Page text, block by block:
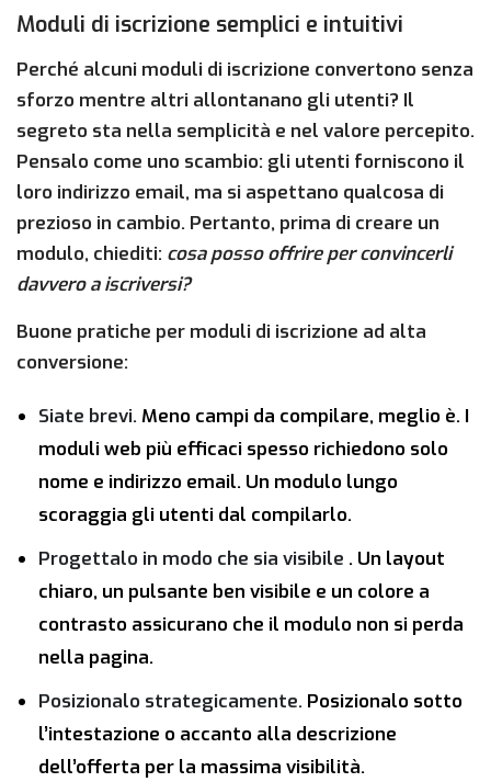
Moduli di iscrizione semplici e intuitivi
Perché alcuni moduli di iscrizione convertono senza
sforzo mentre altri allontanano gli utenti? Il
segreto sta nella semplicità e nel valore percepito.
Pensalo come uno scambio: gli utenti forniscono il
loro indirizzo email, ma si aspettano qualcosa di
prezioso in cambio. Pertanto, prima di creare un
modulo, chiediti: cosa posso offrire per convincerli
davvero a iscriversi?
Buone pratiche per moduli di iscrizione ad alta
conversione:
Siate brevi. Meno campi da compilare, meglio è. I
moduli web più efficaci spesso richiedono solo
nome e indirizzo email. Un modulo lungo
scoraggia gli utenti dal compilarlo.
Progettalo in modo che sia visibile . Un layout
chiaro, un pulsante ben visibile e un colore a
contrasto assicurano che il modulo non si perda
nella pagina.
Posizionalo strategicamente. Posizionalo sotto
l’intestazione o accanto alla descrizione
dell’offerta per la massima visibilità.